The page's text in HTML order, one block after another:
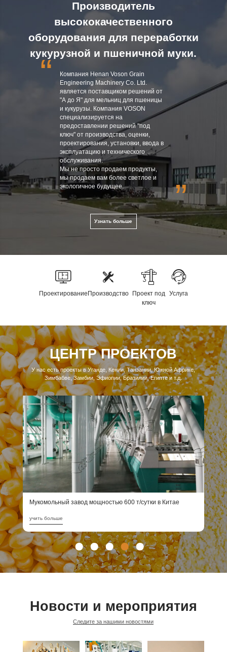
Производитель
высококачественного
оборудования для переработки
кукурузной и пшеничной муки.
“
Компания Henan Voson Grain
Engineering Machinery Co. Ltd.
является поставщиком решений от
"А до Я" для мельниц для пшеницы
и кукурузы. Компания VOSON
специализируется на
предоставлении решений "под
ключ" от производства, оценки,
проектирования, установки, ввода в
эксплуатацию и технического
обслуживания.
Мы не просто продаем продукты,
мы продаем вам более светлое и
экологичное будущее.
”
Узнать больше
ПроектированиеПроизводство Проект под
ключ
Услуга
ЦЕНТР ПРОЕКТОВ
У нас есть проекты в Уганде, Кении, Танзании, Южной Африке,
Зимбабве, Замбии, Эфиопии, Бразилии, Египте и т.д.
Мукомольный завод мощностью 600 т/сутки в Китае
учить больше
Новости и мероприятия
Следите за нашими новостями